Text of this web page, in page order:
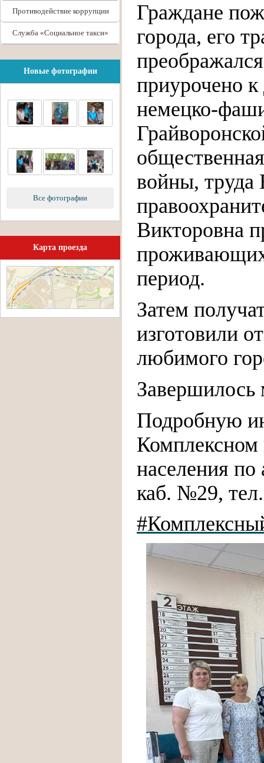
Противодействие коррупции
Служба «Социальное такси»
Новые фотографии
Все фотографии
Карта проезда
Граждане
города, его
приурочено
немецко-
войны,
Викторовна
период.
Затем
изготовили
любимого
Подробную
Комплексном
населения по
каб. №29,